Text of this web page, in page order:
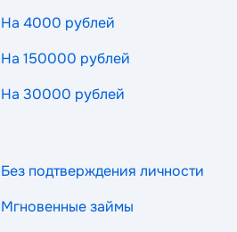
На 4000 рублей
На 150000 рублей
На 30000 рублей
Без подтверждения личности
Мгновенные займы